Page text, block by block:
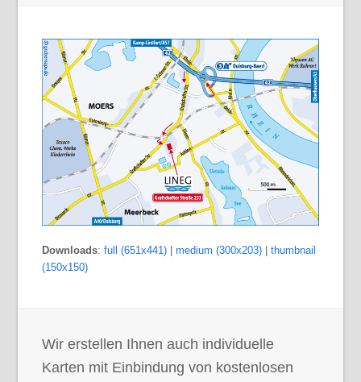
Downloads:full (651x441) |medium (300x203) |thumbnail
(150x150)
Wir erstellen Ihnen auch individuelle
Karten mit Einbindung von kostenlosen